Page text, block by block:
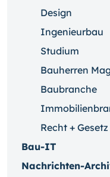
Design
Ingenieurbau
Studium
Bauherren
Baubranche
Recht + Gesetz
Bau-IT
Nachrichten-